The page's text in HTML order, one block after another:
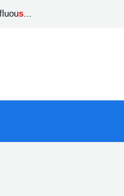
s...